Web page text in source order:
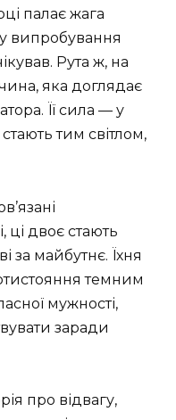
палає жага
випробування
Рута ж, на
яка доглядає
Її сила — у
тим світлом,
двоє стають
за майбутнє. Їхня
темним
мужності,
заради
про відвагу,